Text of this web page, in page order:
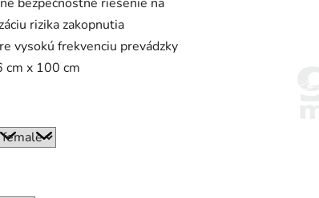
rizika zakopnutia
vysokú frekvenciu prevádzky
cm x 100 cm